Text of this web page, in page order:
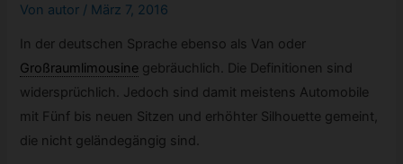
Von autor / März 7, 2016
In der deutschen Sprache ebenso als Van oder
Großraumlimousine gebräuchlich. Die Definitionen sind
widersprüchlich. Jedoch sind damit meistens Automobile
mit Fünf bis neuen Sitzen und erhöhter Silhouette gemeint,
die nicht geländegängig sind.